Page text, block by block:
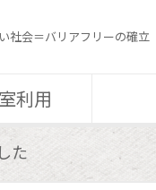
社会＝バリアフリーの確立
利用
た